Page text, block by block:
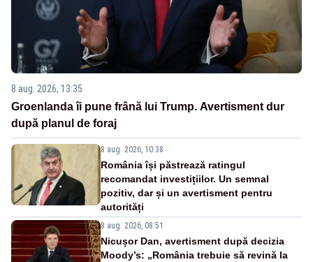
8 aug. 2026, 13:35
Groenlanda îi pune frână lui Trump. Avertisment dur
după planul de foraj
8 aug. 2026, 10:38
România își păstrează ratingul
recomandat investițiilor. Un semnal
pozitiv, dar și un avertisment pentru
autorități
8 aug. 2026, 08:51
Nicușor Dan, avertisment după decizia
Moody’s: „România trebuie să revină la